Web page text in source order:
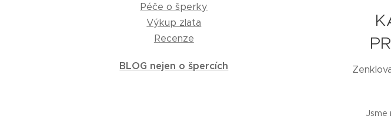
Péče o šperky
Výkup zlata
Recenze
BLOG nejen o špercích
Jsme